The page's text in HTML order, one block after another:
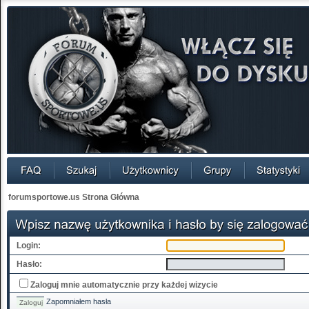
forumsportowe.us Strona Główna
Login:
Hasło:
Zaloguj mnie automatycznie przy każdej wizycie
Zapomniałem hasła